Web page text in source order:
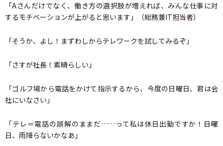
「Aさんだけでなく、働き方の選択肢が増えれば、みんな仕事に対
するモチベーションが上がると思います」（総務兼IT担当者）
「そうか、よし！まずわしからテレワークを試してみるぞ」
「さすが社長！素晴らしい」
「ゴルフ場から電話をかけて指示するから、今度の日曜日、君は会
社にいなさい」
「テレ＝電話の誤解のままだ……って私は休日出勤ですか！日曜
日、雨降らないかなあ」